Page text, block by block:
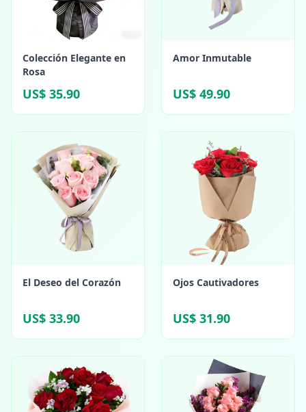
Colección Elegante en
Rosa
US$ 35.90
Amor Inmutable
US$ 49.90
El Deseo del Corazón
US$ 33.90
Ojos Cautivadores
US$ 31.90